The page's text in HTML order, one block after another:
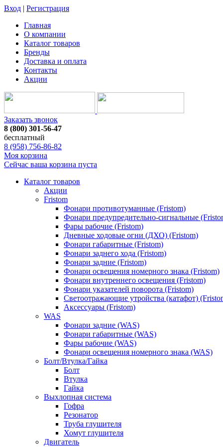
Вход | Регистрация
Главная
О компании
Каталог товаров
Бренды
Доставка и оплата
Контакты
Акции
Заказать звонок
8 (800) 301-56-47
бесплатный
8 (958) 756-86-82
Моя корзина
Сейчас ваша корзина пуста
Каталог товаров
Акции
Fristom
Фонари противотуманные (Fristom)
Фонари предупредительно-сигнальные
Фары рабочие (Fristom)
Дневные ходовые огни (ДХО) (Fristom)
Фонари габаритные (Fristom)
Фонари заднего хода (Fristom)
Фонари задние (Fristom)
Фонари освещения номерного знака (Fristom)
Фонари внутреннего освещения (Fristom)
Фонари указателей поворота (Fristom)
Светоотражающие утройства (катафот)
Аксессуары (Fristom)
WAS
Фонари задние (WAS)
Фонари габаритные (WAS)
Фары рабочие (WAS)
Фонари освещения номерного знака (WAS)
Болт/Втулка/Гайка
Болт
Втулка
Гайка
Выхлопная система
Гофра
Резонатор
Труба глушителя
Хомут глушителя
Двигатель